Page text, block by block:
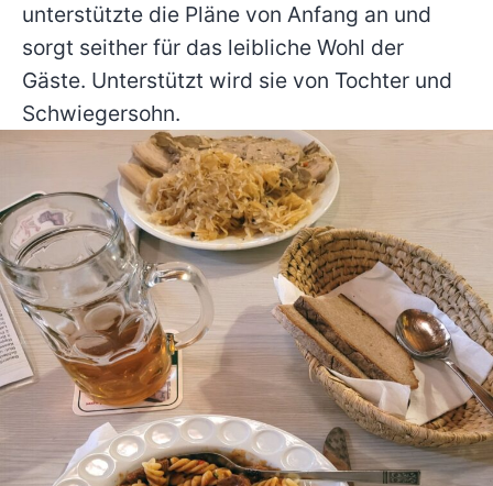
unterstützte die Pläne von Anfang an und
sorgt seither für das leibliche Wohl der
Gäste. Unterstützt wird sie von Tochter und
Schwiegersohn.